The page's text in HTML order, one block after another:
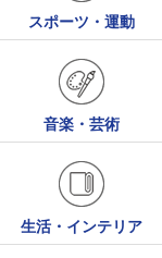
スポーツ・運動
音楽・芸術
生活・インテリア